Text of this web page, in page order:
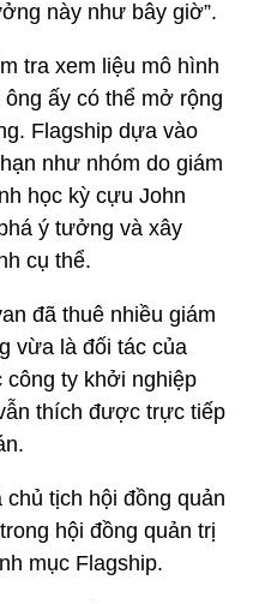
này như bây giờ”.
tra xem liệu mô hình
ông ấy có thể mở rộng
Flagship dựa vào
như nhóm do giám
học kỳ cựu John
ý tưởng và xây
cụ thể.
đã thuê nhiều giám
vừa là đối tác của
công ty khởi nghiệp
thích được trực tiếp
tịch hội đồng quản
hội đồng quản trị
mục Flagship.